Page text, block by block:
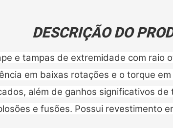
DESCRIÇÃO DO
e tampas de extremidade com
em baixas rotações e o torque
além de ganhos significativos
e fusões. Possui revestimento